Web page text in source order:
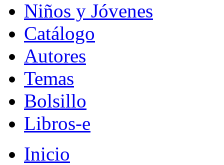
Niños y Jóvenes
Catálogo
Autores
Temas
Bolsillo
Libros-e
Inicio